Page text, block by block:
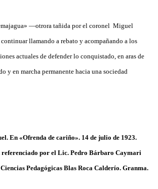
—otrora tañida por el coronel Miguel
llamando a rebato y acompañando a los
actuales de defender lo conquistado, en aras de
y en marcha permanente hacia una sociedad
En «Ofrenda de cariño». 14 de julio de 1923.
referenciado por el Lic. Pedro Bárbaro Caymari
Pedagógicas Blas Roca Calderío. Granma.